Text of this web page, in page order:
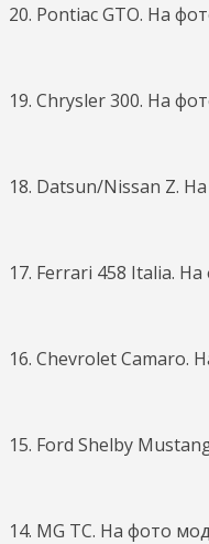
20. Pontiac GTO. На
19. Chrysler 300. На
18. Datsun/Nissan Z.
17. Ferrari 458 Italia.
16. Chevrolet Camaro.
15. Ford Shelby
14. MG TC. На фото